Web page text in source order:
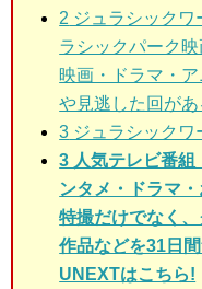
2 ジュラシックワ
ラシックパーク
映画・ドラマ・
や見逃した回があ
3 ジュラシックワ
3 人気テレビ番組
ンタメ・ドラマ
特撮だけでなく
作品などを31日
UNEXTはこちら!